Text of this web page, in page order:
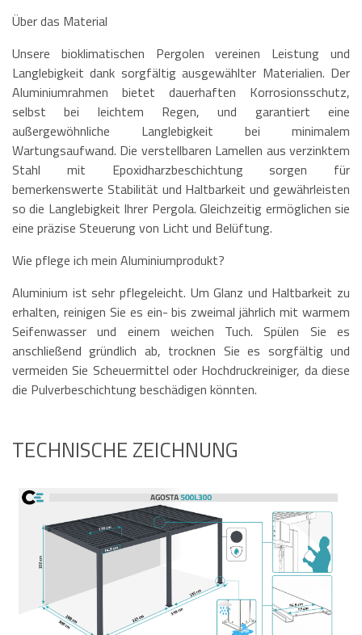
Über das Material
Unsere bioklimatischen Pergolen vereinen Leistung und
Langlebigkeit dank sorgfältig ausgewählter Materialien. Der
Aluminiumrahmen bietet dauerhaften Korrosionsschutz,
selbst bei leichtem Regen, und garantiert eine
außergewöhnliche Langlebigkeit bei minimalem
Wartungsaufwand. Die verstellbaren Lamellen aus verzinktem
Stahl mit Epoxidharzbeschichtung sorgen für
bemerkenswerte Stabilität und Haltbarkeit und gewährleisten
so die Langlebigkeit Ihrer Pergola. Gleichzeitig ermöglichen sie
eine präzise Steuerung von Licht und Belüftung.
Wie pflege ich mein Aluminiumprodukt?
Aluminium ist sehr pflegeleicht. Um Glanz und Haltbarkeit zu
erhalten, reinigen Sie es ein- bis zweimal jährlich mit warmem
Seifenwasser und einem weichen Tuch. Spülen Sie es
anschließend gründlich ab, trocknen Sie es sorgfältig und
vermeiden Sie Scheuermittel oder Hochdruckreiniger, da diese
die Pulverbeschichtung beschädigen könnten.
TECHNISCHE ZEICHNUNG